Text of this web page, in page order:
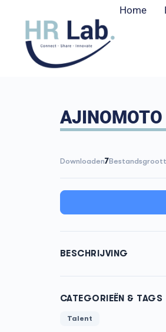
Home
Downloaden7
BESCHRIJVING
CATEGORIEËN & TAGS
Talent